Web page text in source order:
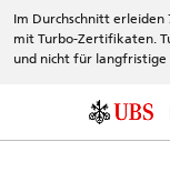
Im Durchschnitt
mit Turbo-Zertifikaten.
und nicht für